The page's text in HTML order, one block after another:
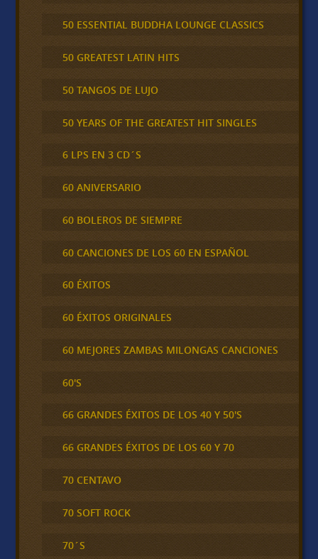
50 ESSENTIAL BUDDHA LOUNGE CLASSICS
50 GREATEST LATIN HITS
50 TANGOS DE LUJO
50 YEARS OF THE GREATEST HIT SINGLES
6 LPS EN 3 CD´S
60 ANIVERSARIO
60 BOLEROS DE SIEMPRE
60 CANCIONES DE LOS 60 EN ESPAÑOL
60 ÉXITOS
60 ÉXITOS ORIGINALES
60 MEJORES ZAMBAS MILONGAS CANCIONES
60'S
66 GRANDES ÉXITOS DE LOS 40 Y 50'S
66 GRANDES ÉXITOS DE LOS 60 Y 70
70 CENTAVO
70 SOFT ROCK
70´S